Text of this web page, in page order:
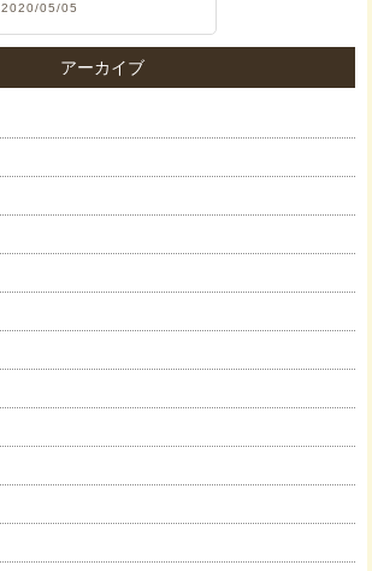
2020/05/05
アーカイブ